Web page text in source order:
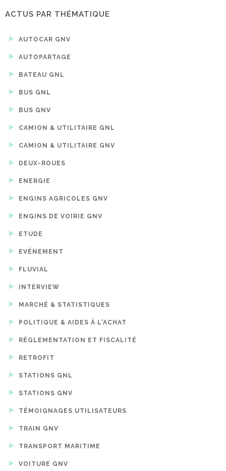
ACTUS PAR THÉMATIQUE
AUTOCAR GNV
AUTOPARTAGE
BATEAU GNL
BUS GNL
BUS GNV
CAMION & UTILITAIRE GNL
CAMION & UTILITAIRE GNV
DEUX-ROUES
ENERGIE
ENGINS AGRICOLES GNV
ENGINS DE VOIRIE GNV
ETUDE
EVÉNEMENT
FLUVIAL
INTERVIEW
MARCHÉ & STATISTIQUES
POLITIQUE & AIDES À L'ACHAT
RÉGLEMENTATION ET FISCALITÉ
RETROFIT
STATIONS GNL
STATIONS GNV
TÉMOIGNAGES UTILISATEURS
TRAIN GNV
TRANSPORT MARITIME
VOITURE GNV